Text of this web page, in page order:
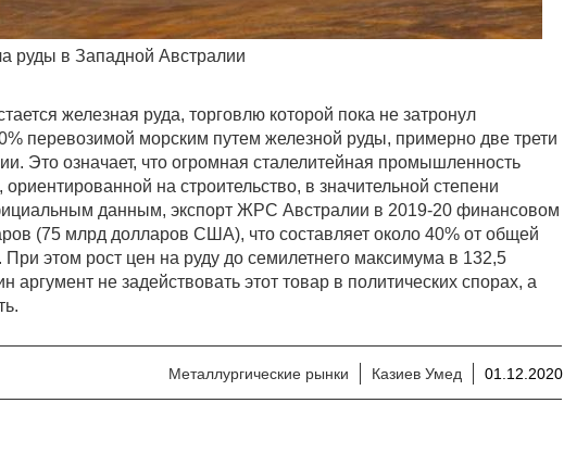
руды в Западной Австралии
железная руда, торговлю которой пока не затронул
перевозимой морским путем железной руды, примерно две трети
Это означает, что огромная сталелитейная промышленность
на строительство, в значительной степени
данным, экспорт ЖРС Австралии в 2019-20 финансовом
(75 млрд долларов США), что составляет около 40% от общей
этом рост цен на руду до семилетнего максимума в 132,5
не задействовать этот товар в политических спорах, а
Металлургические рынки Казиев Умед 01.12.2020